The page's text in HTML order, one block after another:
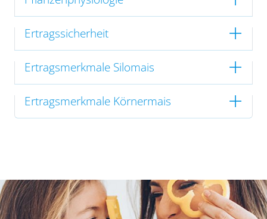
Ertragssicherheit
Ertragsmerkmale Silomais
Ertragsmerkmale Körnermais